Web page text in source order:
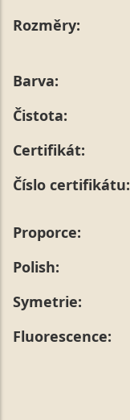
Rozměry:
Barva:
Čistota:
Certifikát:
Číslo certifikátu:
Proporce:
Polish:
Symetrie:
Fluorescence: